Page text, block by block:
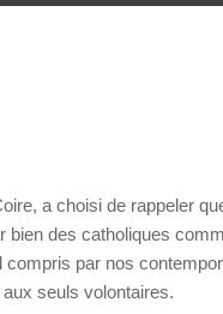
a choisi de rappeler
des catholiques
par nos
seuls volontaires.